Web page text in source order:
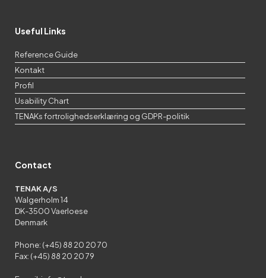
Useful Links
Reference Guide
Kontakt
Profil
Usability Chart
TENAKs fortrolighedserklæring og GDPR-politik
Contact
TENAK A/S
Walgerholm 14
DK-3500 Vaerloese
Denmark
Phone: (+45) 88 20 20 70
Fax: (+45) 88 20 20 79